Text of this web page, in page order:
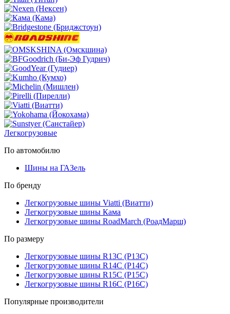
Легкогрузовые
По автомобилю
Шины на ГАЗель
По бренду
Легкогрузовые шины Viatti (Виатти)
Легкогрузовые шины Кама
Легкогрузовые шины RoadMarch (РоадМарш)
По размеру
Легкогрузовые шины R13C (Р13С)
Легкогрузовые шины R14C (Р14С)
Легкогрузовые шины R15C (Р15С)
Легкогрузовые шины R16C (Р16С)
Популярные производители